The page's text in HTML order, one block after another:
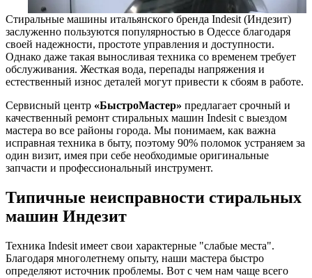
Стиральные машины итальянского бренда Indesit (Индезит)
заслуженно пользуются популярностью в Одессе благодаря
своей надежности, простоте управления и доступности.
Однако даже такая выносливая техника со временем требует
обслуживания. Жесткая вода, перепады напряжения и
естественный износ деталей могут привести к сбоям в работе.
качественный ремонт стиральных машин Indesit с выездом
мастера во все районы города. Мы понимаем, как важна
исправная техника в быту, поэтому 90% поломок устраняем за
один визит, имея при себе необходимые оригинальные
запчасти и профессиональный инструмент.
машин Индезит
Благодаря многолетнему опыту, наши мастера быстро
определяют источник проблемы. Вот с чем нам чаще всего
приходится сталкиваться: